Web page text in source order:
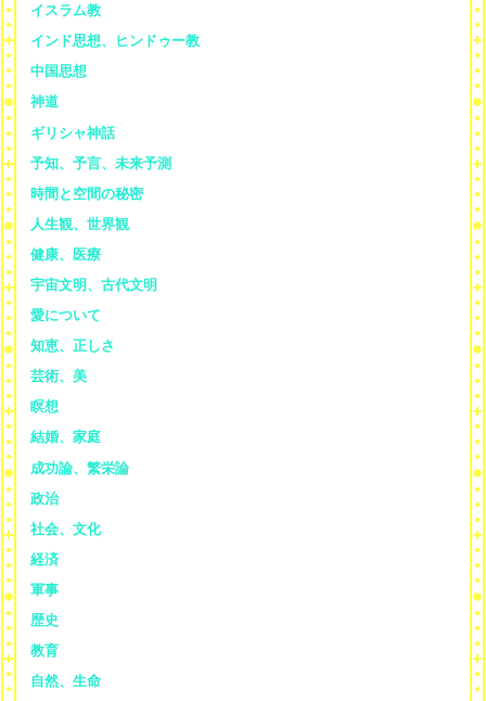
イスラム教
インド思想、ヒンドゥー教
中国思想
神道
ギリシャ神話
予知、予言、未来予測
時間と空間の秘密
人生観、世界観
健康、医療
宇宙文明、古代文明
愛について
知恵、正しさ
芸術、美
瞑想
結婚、家庭
成功論、繁栄論
政治
社会、文化
経済
軍事
歴史
教育
自然、生命